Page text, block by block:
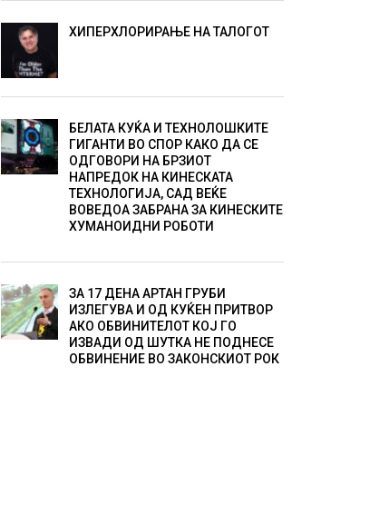
ХИПЕРХЛОРИРАЊЕ НА ТАЛОГОТ
БЕЛАТА КУЌА И ТЕХНОЛОШКИТЕ
ГИГАНТИ ВО СПОР КАКО ДА СЕ
ОДГОВОРИ НА БРЗИОТ
НАПРЕДОК НА КИНЕСКАТА
ТЕХНОЛОГИЈА, САД ВЕЌЕ
ВОВЕДОА ЗАБРАНА ЗА КИНЕСКИТЕ
ХУМАНОИДНИ РОБОТИ
ЗА 17 ДЕНА АРТАН ГРУБИ
ИЗЛЕГУВА И ОД КУЌЕН ПРИТВОР
АКО ОБВИНИТЕЛОТ КОЈ ГО
ИЗВАДИ ОД ШУТКА НЕ ПОДНЕСЕ
ОБВИНЕНИЕ ВО ЗАКОНСКИОТ РОК